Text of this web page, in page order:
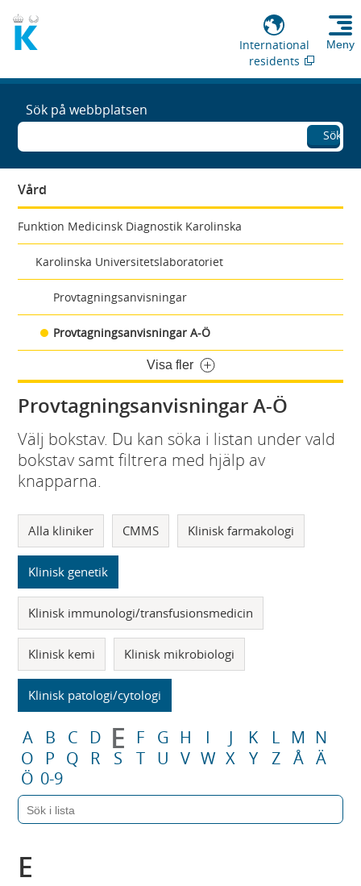
International
residents
Meny
Sök på webbplatsen
Sök
Vård
Funktion Medicinsk Diagnostik Karolinska
Karolinska Universitetslaboratoriet
Provtagningsanvisningar
Provtagningsanvisningar A-Ö
Visa fler
Provtagningsanvisningar A-Ö
Välj bokstav. Du kan söka i listan under vald
bokstav samt filtrera med hjälp av
knapparna.
Alla kliniker CMMS Klinisk farmakologi
Klinisk genetik
Klinisk immunologi/transfusionsmedicin
Klinisk kemi Klinisk mikrobiologi
Klinisk patologi/cytologi
A B C D E F G H I J K L M N
O
P Q R S T U V W X Y Z Å Ä
Ö 0-9
E